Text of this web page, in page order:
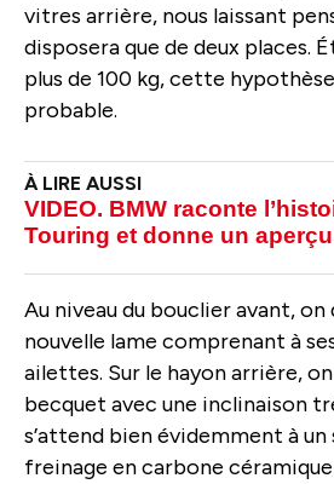
vitres arrière, nous laissant
disposera que de deux places.
plus de 100 kg, cette
probable.
VIDEO. BMW raconte
Touring et donne un
Au niveau du bouclier avant, on
nouvelle lame comprenant à
ailettes. Sur le hayon arrière,
becquet avec une inclinaison
s’attend bien évidemment à un
freinage en carbone céramique